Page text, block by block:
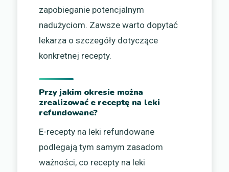
zapobieganie potencjalnym
nadużyciom. Zawsze warto dopytać
lekarza o szczegóły dotyczące
konkretnej recepty.
Przy jakim okresie można
zrealizować e receptę na leki
refundowane?
E-recepty na leki refundowane
podlegają tym samym zasadom
ważności, co recepty na leki